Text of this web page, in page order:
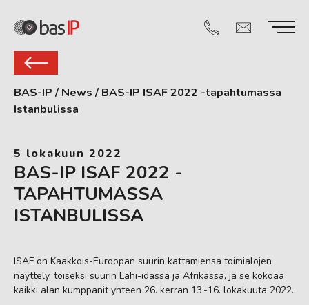
BAS-IP / News / BAS-IP ISAF 2022 -tapahtumassa
Istanbulissa
5 lokakuun 2022
BAS-IP ISAF 2022 -
TAPAHTUMASSA
ISTANBULISSA
ISAF on Kaakkois-Euroopan suurin kattamiensa toimialojen
näyttely, toiseksi suurin Lähi-idässä ja Afrikassa, ja se kokoaa
kaikki alan kumppanit yhteen 26. kerran 13.-16. lokakuuta 2022.